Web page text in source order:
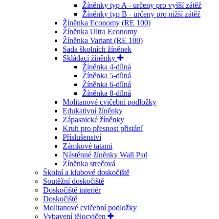
Žíněnky typ A - určeny pro vyšší zátěž
Žíněnky typ B - určeny pro nižší zátěž
Žíněnka Economy (RE 100)
Žíněnka Ultra Economy
Žíněnka Variant (RE 100)
Sada školních žíněnek
Skládací žíněnky
Žíněnka 4-dílná
Žíněnka 5-dílná
Žíněnka 6-dílná
Žíněnka 8-dílná
Molitanové cvičební podložky
Edukativní žíněnky
Zápasnické žíněnky
Kruh pro přesnost přistání
Příslušenství
Zámkové tatami
Nástěnné žíněnky Wall Pad
Žíněnka strečová
Školní a klubové doskočiště
Soutěžní doskočiště
Doskočiště interiér
Doskočiště
Molitanové cvičební podložky
Vybavení tělocvičen